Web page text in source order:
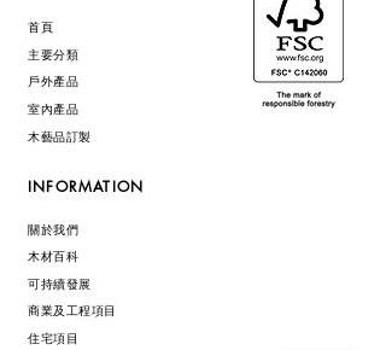
首頁
主要分類
戶外產品
室內產品
木藝品訂製
INFORMATION
關於我們
木材百科
可持續發展
商業及工程項目
住宅項目